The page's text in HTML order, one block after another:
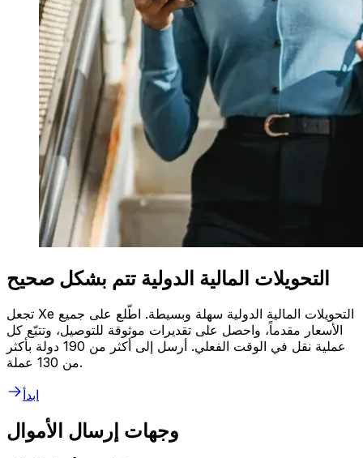
التحويلات المالية الدولية تتم بشكل صحيح
تجعل Xe التحويلات المالية الدولية سهلة وبسيطة. اطّلع على جميع
الأسعار مقدماً، واحصل على تقديرات موثوقة للتوصيل، وتتبّع كل
عملية نقل في الوقت الفعلي. أرسل إلى أكثر من 190 دولة بأكثر
من 130 عملة.
ابدأ
وجهات إرسال الأموال